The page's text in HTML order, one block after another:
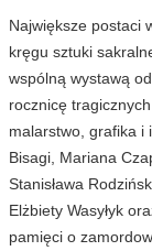
Największe postaci
kręgu sztuki
wspólną wystawą
rocznicę
malarstwo, grafika i
Bisagi, Mariana
Stanisława
Elżbiety Wasyłyk
pamięci o